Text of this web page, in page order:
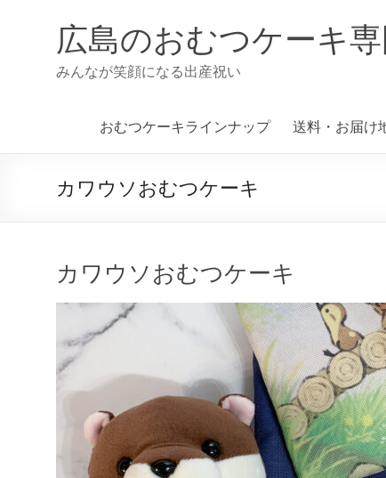
広島のおむつケーキ
みんなが笑顔になる出産祝い
おむつケーキラインナップ 送料・お届け
カワウソおむつケーキ
カワウソおむつケーキ